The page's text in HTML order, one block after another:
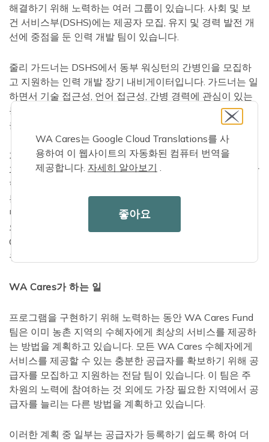
해결하기 위해 노력하는 여러 그룹이 있습니다. 사회 및 보
건 서비스부(DSHS)에는 제공자 모집, 유지 및 경력 발전 개
선에 중점을 둔 인력 개발 팀이 있습니다.
줄리 가드너는 DSHS에서 동부 워싱턴의 간병인을 모집하
고 지원하는 인력 개발 장기 내비게이터입니다. 가드너는 일
하면서 기술 접근성, 언어 접근성, 간병 경력에 관심이 있는
농촌 지역 사람들에게 다가갈 새로운 방법을 찾는 데 어려움
을 겪습니다.
가드너는 "이러한 커뮤니티 중 일부에 어떻게 들어가고 그
과정을 거치게 할지 알아내는 것이 도전이었습니다."라고 말
합니다. 그녀의 노력에는 WorkSource 및 DSHS 사무실을
통한 홍보, 취업 박람회, 도서관 및 기타 커뮤니티 위치에 전
단지를 전달하는 것이 포함되었습니다. 이 분야에서 DSHS
의 작업 외에도 Workforce Training & Education
Consulting Board는 주 전체에서 장기 요양 제공자 모집 및
유지를 해결하기 위한
WA Cares가 하는 일
프로그램을 구현하기 위해 노력하는 동안 WA Cares Fund
팀은 이미 농촌 지역의 수혜자에게 최상의 서비스를 제공하
는 방법을 계획하고 있습니다. 모든 WA Cares 수혜자에게
서비스를 제공할 수 있는 충분한 공급자를 확보하기 위해 공
급자를 모집하고 지원하는 전담 팀이 있습니다. 이 팀은 주
차원의 노력에 참여하는 것 외에도 가장 필요한 지역에서 공
급자를 늘리는 다른 방법을 계획하고 있습니다.
이러한 계획 중 일부는 공급자가 등록하기 쉽도록 하여 더
WA Cares는 Google Cloud Translations를 사
용하여 이 웹사이트의 자동화된 컴퓨터 번역을
제공합니다. 자세히 알아보기
좋아요